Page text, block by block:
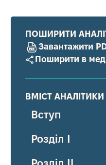
ПОШИРИТИ
Завантажити
Поширити в
ВМІСТ АНАЛІТИКИ
Вступ
Розділ I